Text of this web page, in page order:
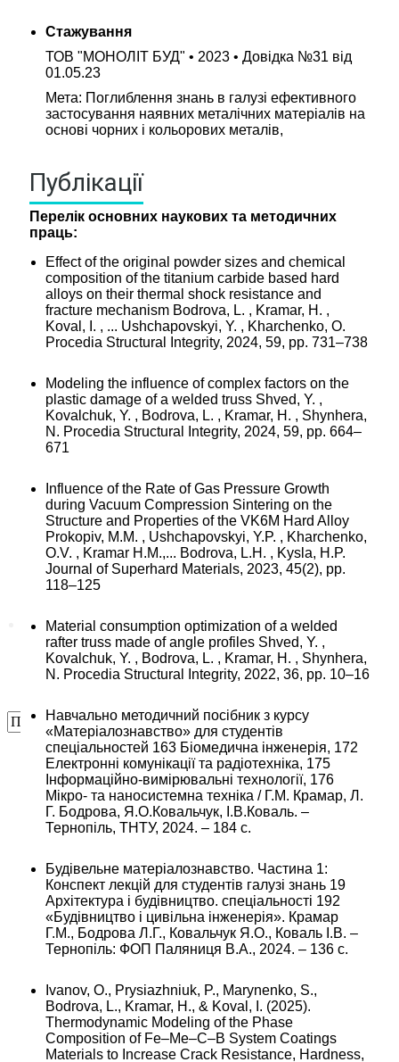
Стажування
ТОВ "МОНОЛІТ БУД" • 2023 • Довідка №31 від
01.05.23
Мета: Поглиблення знань в галузі ефективного
застосування наявних металічних матеріалів на
основі чорних і кольорових металів,
Публікації
Перелік основних наукових та методичних
праць:
Effect of the original powder sizes and chemical
composition of the titanium carbide based hard
alloys on their thermal shock resistance and
fracture mechanism Bodrova, L. , Kramar, H. ,
Koval, I. , ... Ushchapovskyi, Y. , Kharchenko, O.
Procedia Structural Integrity, 2024, 59, pp. 731–738
Modeling the influence of complex factors on the
plastic damage of a welded truss Shved, Y. ,
Kovalchuk, Y. , Bodrova, L. , Kramar, H. , Shynhera,
N. Procedia Structural Integrity, 2024, 59, pp. 664–
671
Influence of the Rate of Gas Pressure Growth
during Vacuum Compression Sintering on the
Structure and Properties of the VK6M Hard Alloy
Prokopiv, M.M. , Ushchapovskyi, Y.P. , Kharchenko,
O.V. , Kramar H.M.,... Bodrova, L.H. , Kysla, H.P.
Journal of Superhard Materials, 2023, 45(2), pp.
118–125
Material consumption optimization of a welded
rafter truss made of angle profiles Shved, Y. ,
Kovalchuk, Y. , Bodrova, L. , Kramar, H. , Shynhera,
N. Procedia Structural Integrity, 2022, 36, pp. 10–16
Навчально методичний посібник з курсу
«Матеріалознавство» для студентів
спеціальностей 163 Біомедична інженерія, 172
Електронні комунікації та радіотехніка, 175
Інформаційно-вимірювальні технології, 176
Мікро- та наносистемна техніка / Г.М. Крамар, Л.
Г. Бодрова, Я.О.Ковальчук, І.В.Коваль. –
Тернопіль, ТНТУ, 2024. – 184 с.
Будівельне матеріалознавство. Частина 1:
Конспект лекцій для студентів галузі знань 19
Архітектура і будівництво. спеціальності 192
«Будівництво і цивільна інженерія». Крамар
Г.М., Бодрова Л.Г., Ковальчук Я.О., Коваль І.В. –
Тернопіль: ФОП Паляниця В.А., 2024. – 136 с.
Ivanov, O., Prysiazhniuk, P., Marynenko, S.,
Bodrova, L., Kramar, H., & Koval, I. (2025).
Thermodynamic Modeling of the Phase
Composition of Fe–Me–C–B System Coatings
Materials to Increase Crack Resistance, Hardness,